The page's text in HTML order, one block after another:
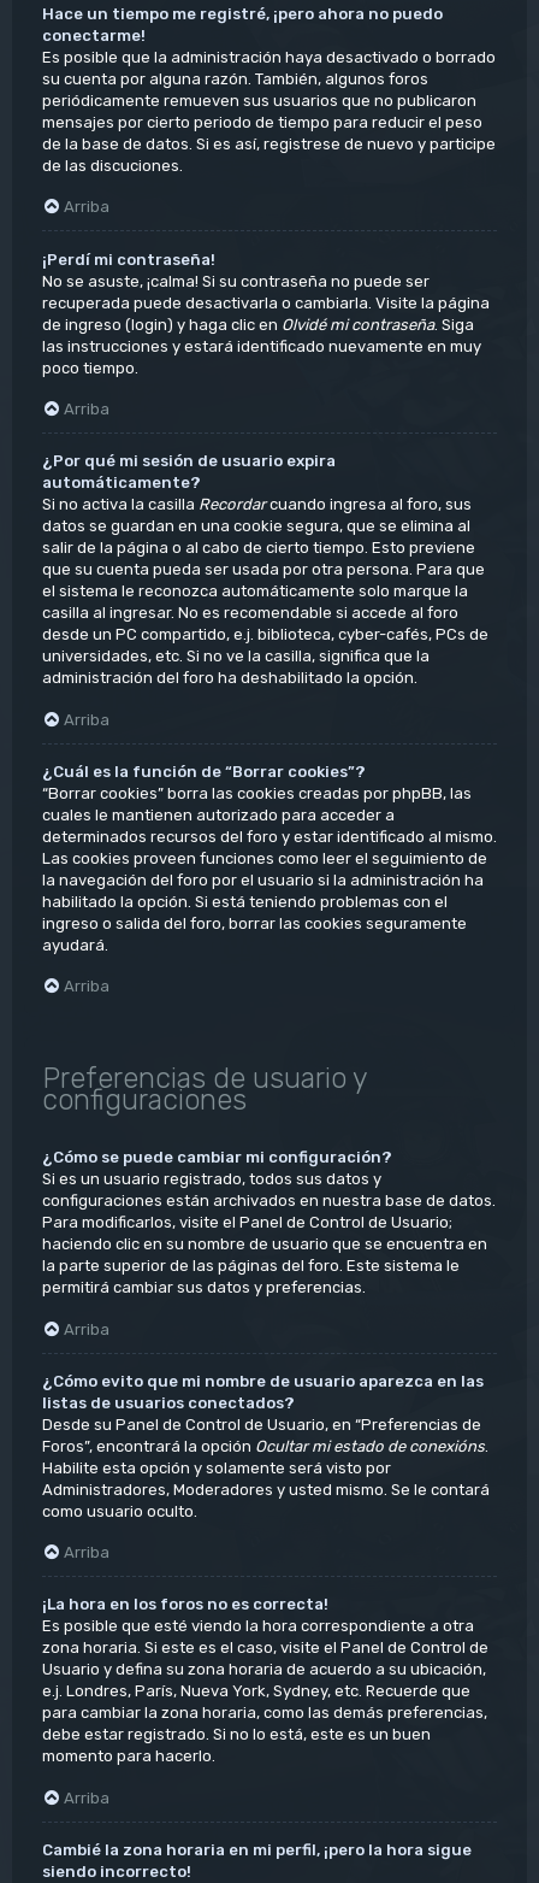
Hace un tiempo me registré, ¡pero ahora no puedo
conectarme!
Es posible que la administración haya desactivado o borrado
su cuenta por alguna razón. También, algunos foros
periódicamente remueven sus usuarios que no publicaron
mensajes por cierto periodo de tiempo para reducir el peso
de la base de datos. Si es así, registrese de nuevo y participe
de las discuciones.
Arriba
¡Perdí mi contraseña!
No se asuste, ¡calma! Si su contraseña no puede ser
recuperada puede desactivarla o cambiarla. Visite la página
de ingreso (login) y haga clic en Olvidé mi contraseña. Siga
las instrucciones y estará identificado nuevamente en muy
poco tiempo.
Arriba
¿Por qué mi sesión de usuario expira
automáticamente?
Si no activa la casilla Recordarcuando ingresa al foro, sus
datos se guardan en una cookie segura, que se elimina al
salir de la página o al cabo de cierto tiempo. Esto previene
que su cuenta pueda ser usada por otra persona. Para que
el sistema le reconozca automáticamente solo marque la
casilla al ingresar. No es recomendable si accede al foro
desde un PC compartido, e.j. biblioteca, cyber-cafés, PCs de
universidades, etc. Si no ve la casilla, significa que la
administración del foro ha deshabilitado la opción.
Arriba
¿Cuál es la función de “Borrar cookies”?
“Borrar cookies” borra las cookies creadas por phpBB, las
cuales le mantienen autorizado para acceder a
determinados recursos del foro y estar identificado al mismo.
Las cookies proveen funciones como leer el seguimiento de
la navegación del foro por el usuario si la administración ha
habilitado la opción. Si está teniendo problemas con el
ingreso o salida del foro, borrar las cookies seguramente
ayudará.
Arriba
Preferencias de usuario y
configuraciones
¿Cómo se puede cambiar mi configuración?
Si es un usuario registrado, todos sus datos y
configuraciones están archivados en nuestra base de datos.
Para modificarlos, visite el Panel de Control de Usuario;
haciendo clic en su nombre de usuario que se encuentra en
la parte superior de las páginas del foro. Este sistema le
permitirá cambiar sus datos y preferencias.
Arriba
¿Cómo evito que mi nombre de usuario aparezca en las
listas de usuarios conectados?
Desde su Panel de Control de Usuario, en “Preferencias de
Foros”, encontrará la opción Ocultar mi estado de conexións.
Habilite esta opción y solamente será visto por
Administradores, Moderadores y usted mismo. Se le contará
como usuario oculto.
Arriba
¡La hora en los foros no es correcta!
Es posible que esté viendo la hora correspondiente a otra
zona horaria. Si este es el caso, visite el Panel de Control de
Usuario y defina su zona horaria de acuerdo a su ubicación,
e.j. Londres, París, Nueva York, Sydney, etc. Recuerde que
para cambiar la zona horaria, como las demás preferencias,
debe estar registrado. Si no lo está, este es un buen
momento para hacerlo.
Arriba
Cambié la zona horaria en mi perfil, ¡pero la hora sigue
siendo incorrecto!